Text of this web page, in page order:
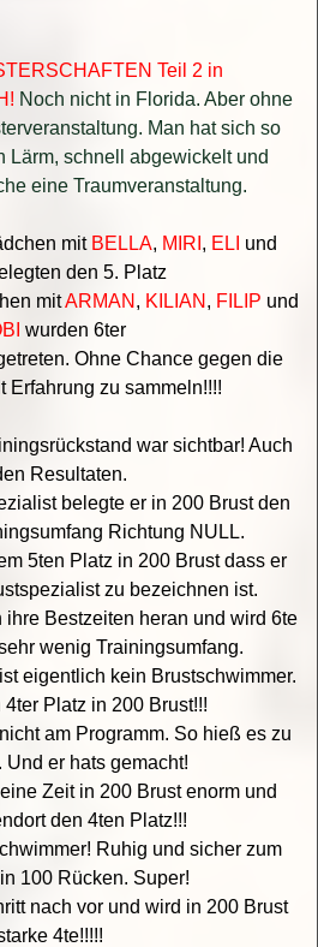
Teil 2 in
Noch nicht in Florida. Aber ohne
Man hat sich so
Lärm, schnell abgewickelt und
eine Traumveranstaltung.
mit BELLA, MIRI , ELI und
den 5. Platz
mitARMAN , KILIAN , FILIP und
wurden 6ter
Ohne Chance gegen die
Erfahrung zu sammeln!!!!
war sichtbar! Auch
Resultaten.
belegte er in 200 Brust den
Richtung NULL.
5ten Platz in 200 Brust dass er
zu bezeichnen ist.
ihre Bestzeiten heran und wird 6te
wenig Trainingsumfang.
eigentlich kein Brustschwimmer.
Platz in 200 Brust!!!
am Programm. So hieß es zu
Und er hats gemacht!
Zeit in 200 Brust enorm und
den 4ten Platz!!!
Ruhig und sicher zum
100 Rücken. Super!
nach vor und wird in 200 Brust
4te!!!!!